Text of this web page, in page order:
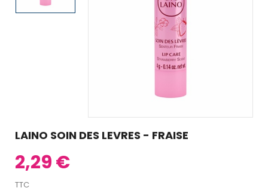
LAINO SOIN DES LEVRES - FRAISE
2,29 €
TTC